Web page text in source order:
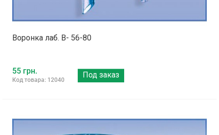
Воронка лаб. В- 56-80
55 грн.
Код товара: 12040
Под заказ